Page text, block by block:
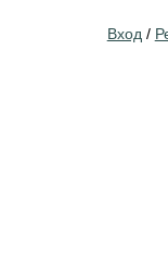
Вход /